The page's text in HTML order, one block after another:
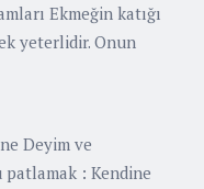
Ekmeğin katığı
yeterlidir. Onun
Deyim ve
patlamak : Kendine